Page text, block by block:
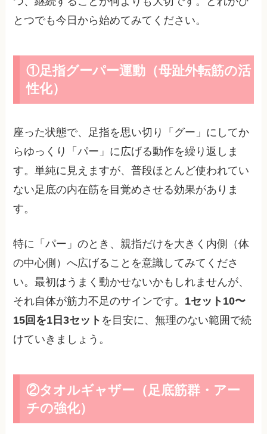
とつでも今日から始めてみてください。
①足指グーパー運動（母趾外転筋の活
性化）
座った状態で、足指を思い切り「グー」にしてか
らゆっくり「パー」に広げる動作を繰り返しま
す。単純に見えますが、普段ほとんど使われてい
ない足底の内在筋を目覚めさせる効果がありま
す。
特に「パー」のとき、親指だけを大きく内側（体
の中心側）へ広げることを意識してみてくださ
い。最初はうまく動かせないかもしれませんが、
それ自体が筋力不足のサインです。 1セット10〜
15回を1日3セット を目安に、無理のない範囲で続
けていきましょう。
②タオルギャザー（足底筋群・アー
チの強化）